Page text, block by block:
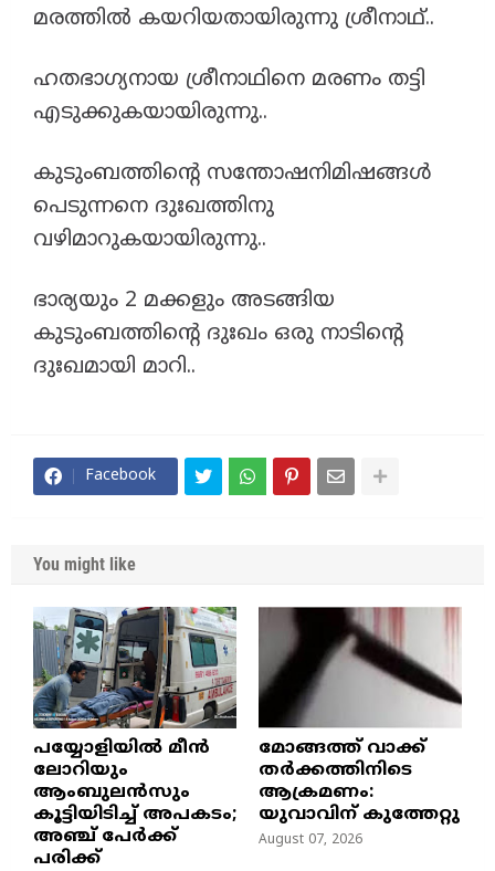
മരത്തിൽ കയറിയതായിരുന്നു ശ്രീനാഥ്‌..
ഹതഭാഗ്യനായ ശ്രീനാഥിനെ മരണം തട്ടി
എടുക്കുകയായിരുന്നു..
കുടുംബത്തിന്റെ സന്തോഷനിമിഷങ്ങൾ
പെടുന്നനെ ദുഃഖത്തിനു
വഴിമാറുകയായിരുന്നു..
ഭാര്യയും 2 മക്കളും അടങ്ങിയ
കുടുംബത്തിന്റെ ദുഃഖം ഒരു നാടിന്റെ
ദുഃഖമായി മാറി..
Facebook
You might like
പയ്യോളിയിൽ മീൻ
ലോറിയും
ആംബുലൻസും
കൂട്ടിയിടിച്ച് അപകടം;
അഞ്ച് പേർക്ക്
പരിക്ക്
മോങ്ങത്ത് വാക്ക്
തർക്കത്തിനിടെ
ആക്രമണം:
യുവാവിന് കുത്തേറ്റു
August 07, 2026